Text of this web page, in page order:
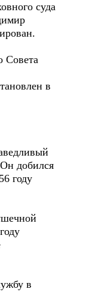
суда
Совета
в
добился
году
в